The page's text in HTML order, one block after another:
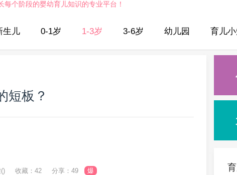
个阶段的婴幼育儿知识的专业平台！
生儿 0-1岁 1-3岁 3-6岁 幼儿园 育儿
短板？
) 收藏：42 分享：49 爆